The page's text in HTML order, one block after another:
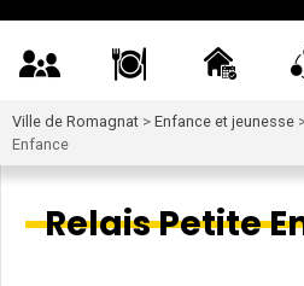
Ville de Romagnat > Enfance et jeunesse
Enfance
Relais Petite